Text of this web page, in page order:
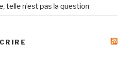
telle n’est pas la question